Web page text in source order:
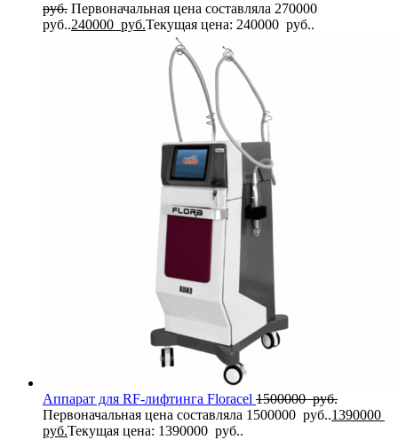
руб. Первоначальная цена составляла 270000
руб..240000 руб.Текущая цена: 240000 руб..
Аппарат для RF-лифтинга Flоrасеl 1500000руб.
Первоначальная цена составляла 1500000 руб..1390000
руб.Текущая цена: 1390000 руб..